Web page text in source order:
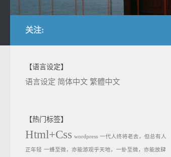
关注:
【语言设定】
语言设定 简体中文 繁體中文
【热门标签】
Html+Css wordpress 一代人终将老去，但总有人
正年轻 一蜂至微，亦能游观乎天地，一虲至微，亦能放肆